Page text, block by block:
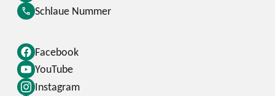
Facebook
YouTube
Instagram
Schlaue Nummer